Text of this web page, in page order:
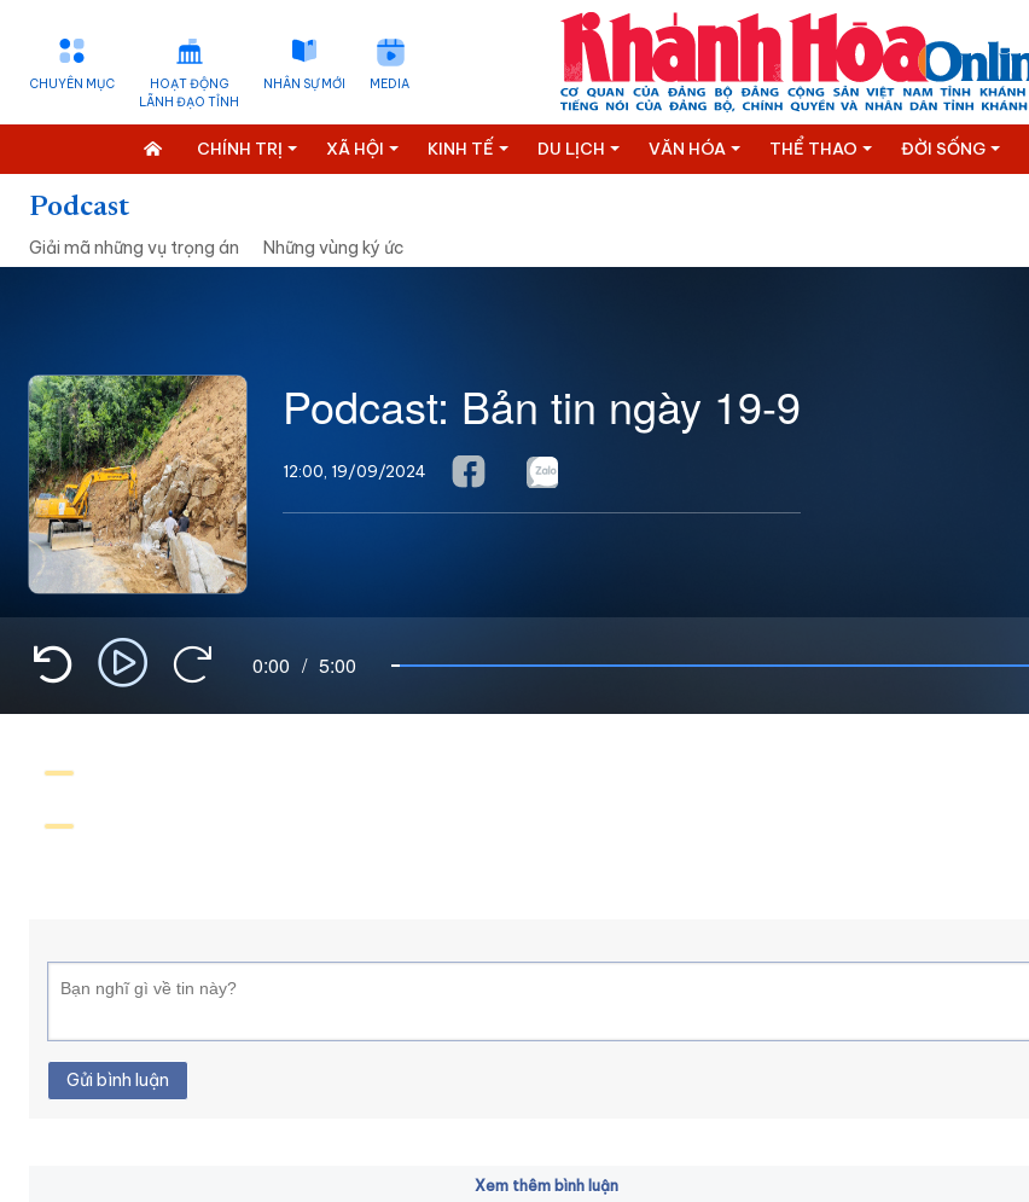
CHUYÊN MỤC
HOẠT ĐỘNG
LÃNH ĐẠO TỈNH
NHÂN SỰ MỚI MEDIA
CHÍNH TRỊ XÃ HỘI KINH TẾ DU LỊCH VĂN HÓA THỂ THAO ĐỜI SỐNG
Podcast
Giải mã những vụ trọng án Những vùng ký ức
Podcast: Bản tin ngày 19-9
12:00, 19/09/2024
0:00 / 5:00
Gửi bình luận
Xem thêm bình luận